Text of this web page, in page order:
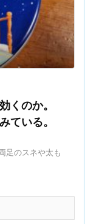
くのか。
ている。
足のスネや太も